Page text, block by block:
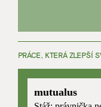
PRÁCE, KTERÁ ZLEPŠÍ
mutualus